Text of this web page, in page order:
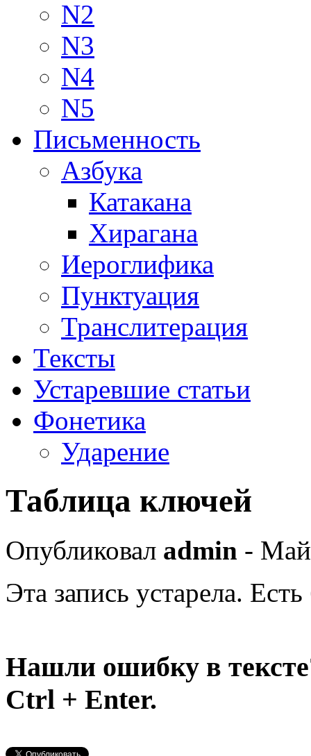
N2
N3
N4
N5
Письменность
Азбука
Катакана
Хирагана
Иероглифика
Пунктуация
Транслитерация
Тексты
Устаревшие статьи
Фонетика
Ударение
Таблица ключей
Опубликовал admin -
Эта запись устарела.
Нашли ошибку в
Ctrl + Enter.